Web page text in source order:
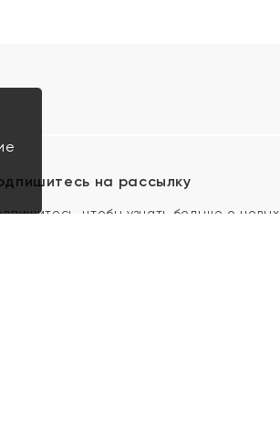
на рассылку
чтобы узнать больше о новых